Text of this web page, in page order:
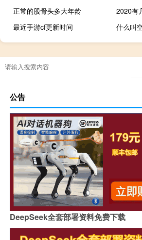
正常的股骨头多大年龄
2020有
最近手游cf更新时间
什么叫
公告
DeepSeek全套部署资料免费下载